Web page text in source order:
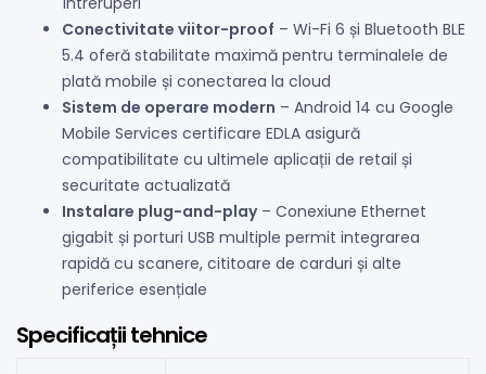
Conectivitate viitor-proof – Wi-Fi 6 și Bluetooth BLE
5.4 oferă stabilitate maximă pentru terminalele de
plată mobile și conectarea la cloud
Sistem de operare modern – Android 14 cu Google
Mobile Services certificare EDLA asigură
compatibilitate cu ultimele aplicații de retail și
securitate actualizată
Instalare plug-and-play– Conexiune Ethernet
gigabit și porturi USB multiple permit integrarea
rapidă cu scanere, cititoare de carduri și alte
periferice esențiale
Specificații tehnice